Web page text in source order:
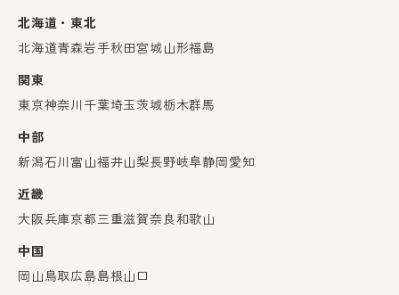
北海道・東北
北海道青森岩手秋田宮城山形福島
関東
東京神奈川 千葉埼玉茨城栃木群馬
中部
新潟石川 富山福井山梨長野岐阜静岡愛知
近畿
大阪兵庫京都三重滋賀奈良和歌山
中国
岡山 鳥取広島島根山口